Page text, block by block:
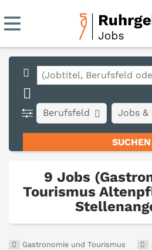
Berufsfeld Jobs &
9 Jobs
Tourismus
Gastronomie und Tourismus